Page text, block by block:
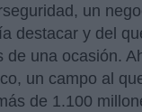
un
destacar y del
de una ocasión.
un campo al
de 1.100